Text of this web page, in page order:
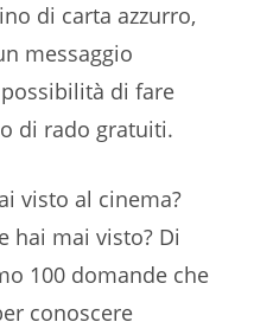
di carta azzurro,
messaggio
di fare
di rado gratuiti.
visto al cinema?
hai mai visto? Di
100 domande che
conoscere